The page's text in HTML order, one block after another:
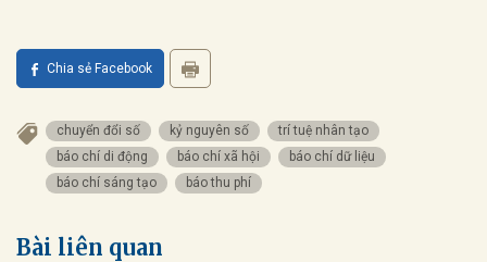
Chia sẻ Facebook
chuyển đổi số kỷ nguyên số
trí tuệ nhân tạo
báo chí di động
báo chí xã hội
báo chí dữ liệu
báo chí sáng tạo
báo thu phí
Bài liên quan